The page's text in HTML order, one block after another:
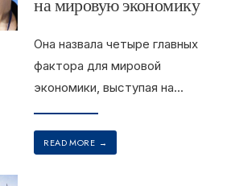
на мировую экономику
Она назвала четыре главных
фактора для мировой
экономики, выступая на...
READ MORE →